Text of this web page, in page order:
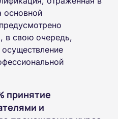
основной
в свою очередь,
принятие
и